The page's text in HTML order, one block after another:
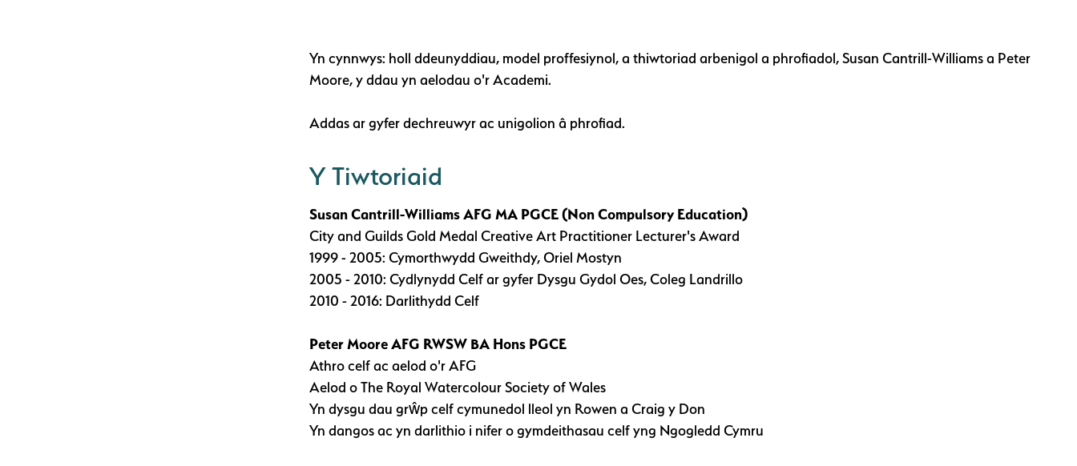
Yn cynnwys: holl ddeunyddiau, model proffesiynol, a thiwtoriad arbenigol a phrofiadol, Susan Cantrill-Williams a Peter
Moore, y ddau yn aelodau o'r Academi.
Addas ar gyfer dechreuwyr ac unigolion â phrofiad.
Y Tiwtoriaid
Susan Cantrill-Williams AFG MA PGCE (Non Compulsory Education)
City and Guilds Gold Medal Creative Art Practitioner Lecturer's Award
1999 - 2005: Cymorthwydd Gweithdy, Oriel Mostyn
2005 - 2010: Cydlynydd Celf ar gyfer Dysgu Gydol Oes, Coleg Landrillo
2010 - 2016: Darlithydd Celf
Peter Moore AFG RWSW BA Hons PGCE
Athro celf ac aelod o'r AFG
Aelod o The Royal Watercolour Society of Wales
Yn dysgu dau grŵp celf cymunedol lleol yn Rowen a Craig y Don
Yn dangos ac yn darlithio i nifer o gymdeithasau celf yng Ngogledd Cymru